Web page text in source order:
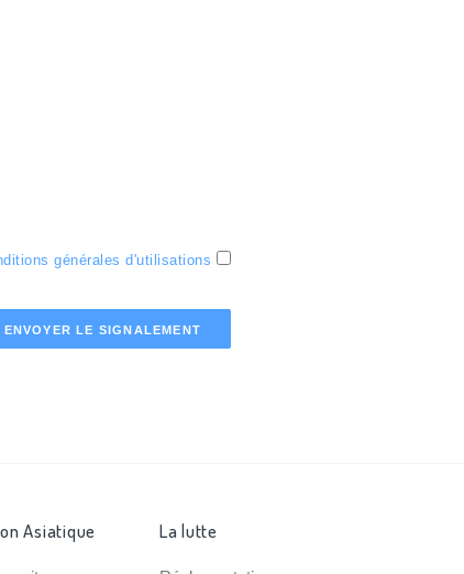
générales d'utilisations
ENVOYER LE SIGNALEMENT
Asiatique La lutte